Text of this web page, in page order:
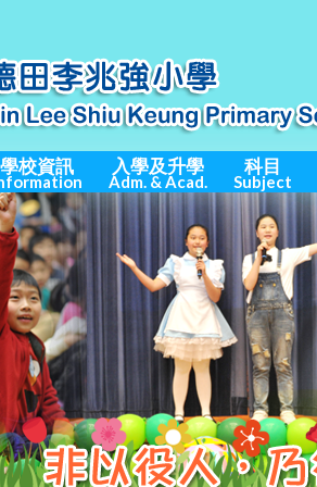
學校資訊 入學及升學
Adm. & Acad.
科目
Subject